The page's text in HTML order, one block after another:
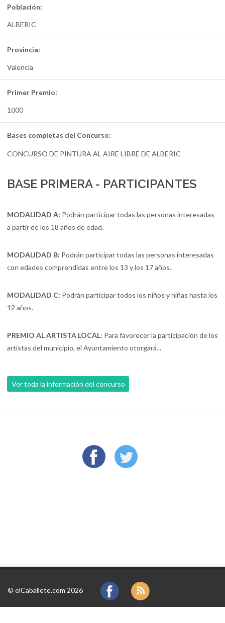
Población:
ALBERIC
Provincia:
Valencia
Primer Premio:
1000
Bases completas del Concurso:
CONCURSO DE PINTURA AL AIRE LIBRE DE ALBERIC
BASE PRIMERA - PARTICIPANTES
MODALIDAD A: Podrán participar todas las personas interesadas
a partir de los 18 años de edad.
MODALIDAD B: Podrán participar todas las personas interesadas
con edades comprendidas entre los 13 y los 17 años.
MODALIDAD C: Podrán participar todos los niños y niñas hasta los
12 años.
PREMIO AL ARTISTA LOCAL: Para favorecer la participación de los
artistas del municipio, el Ayuntamiento otorgará...
Ver toda la información del concurso
© elCaballete.com 2026